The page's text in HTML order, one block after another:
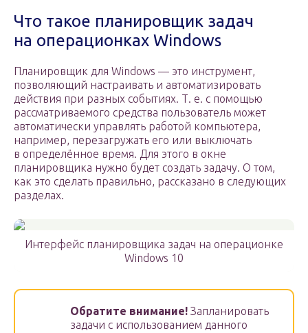
Что такое планировщик задач
на операционках Windows
Планировщик для Windows — это инструмент,
позволяющий настраивать и автоматизировать
действия при разных событиях. Т. е. с помощью
рассматриваемого средства пользователь может
автоматически управлять работой компьютера,
например, перезагружать его или выключать
в определённое время. Для этого в окне
планировщика нужно будет создать задачу. О том,
как это сделать правильно, рассказано в следующих
разделах.
Интерфейс планировщика задач на операционке
Windows 10
Обратите внимание! Запланировать
задачи с использованием данного